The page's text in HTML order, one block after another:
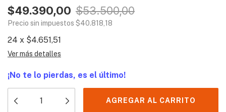
$49.390,00 $53.500,00
Precio sin impuestos $40.818,18
24 x $4.651,51
Ver más detalles
¡No te lo pierdas, es el último!